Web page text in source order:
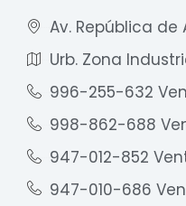
Av. República de
Urb. Zona
996-255-632
998-862-688
947-012-852
947-010-686